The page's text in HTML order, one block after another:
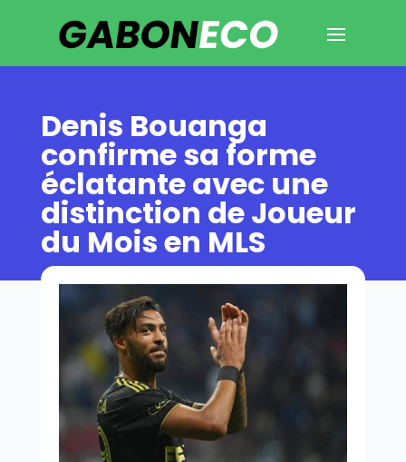
Denis Bouanga
confirme sa forme
éclatante avec une
distinction de Joueur
du Mois en MLS